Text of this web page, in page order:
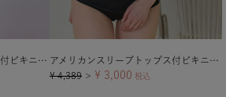
サイドリボンフレアトップス付ビキニ/セット水着
アメリカンスリーブトップス付ビキニ/セット水着【メール便可／90】
¥ 4,389 ＞ ¥ 3,000 税込